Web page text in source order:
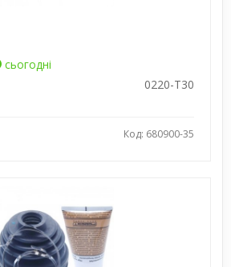
сьогодні
0220-T30
Код: 680900-35